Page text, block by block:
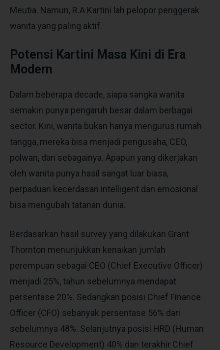
Meutia. Namun, R.A Kartini lah pelopor penggerak
wanita yang paling aktif.
Potensi Kartini Masa Kini di Era
Modern
Dalam beberapa decade, siapa sangka wanita
semakin punya pengaruh besar dalam berbagai
sector. Kini, wanita bukan hanya mengurus rumah
tangga, mereka bisa menjadi pengusaha, CEO,
polwan, dan sebagainya. Apapun yang dikerjakan
oleh wanita punya hasil sangat luar biasa,
perpaduan kecerdasan intelligent dan emosional
bisa mengubah tatanan dunia.
Berdasarkan hasil survey yang dilakukan Grant
Thornton menunjukkan kenaikan jumlah
perempuan sebagai CEO (Chief Executive Officer)
menjadi 25%, tahun sebelumnya mendapat
persentase 20%. Sedangkan posisi Chief Finance
Officer (CFO) sebanyak persentase 56% dari
sebelumnya 48%. Selanjutnya posisi HRD (Human
Resource Development) 40% dan terakhir Chief